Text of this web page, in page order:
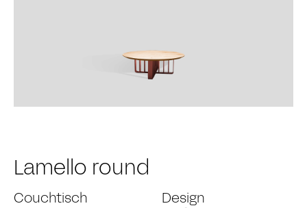
Lamello round
Couchtisch
Design